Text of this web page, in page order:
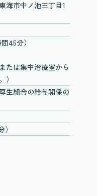
海市中ノ池三丁目1
45分）
たは集中治療室から
）
生組合の給与関係の